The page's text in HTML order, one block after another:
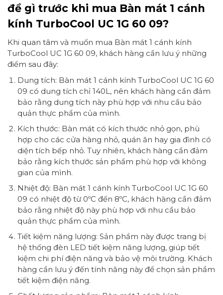
đề gì trước khi mua Bàn mát 1 cánh
kính TurboCool UC 1G 60 09?
Khi quan tâm và muốn mua Bàn mát 1 cánh kính
TurboCool UC 1G 60 09, khách hàng cần lưu ý những
điểm sau đây:
Dung tích: Bàn mát 1 cánh kính TurboCool UC 1G 60
09 có dung tích chỉ 140L, nên khách hàng cần đảm
bảo rằng dung tích này phù hợp với nhu cầu bảo
quản thực phẩm của mình.
Kích thước: Bàn mát có kích thước nhỏ gọn, phù
hợp cho các cửa hàng nhỏ, quán ăn hay gia đình có
diện tích bếp nhỏ. Tuy nhiên, khách hàng cần đảm
bảo rằng kích thước sản phẩm phù hợp với không
gian của mình.
Nhiệt độ: Bàn mát 1 cánh kính TurboCool UC 1G 60
09 có nhiệt độ từ 0ºC đến 8ºC, khách hàng cần đảm
bảo rằng nhiệt độ này phù hợp với nhu cầu bảo
quản thực phẩm của mình.
Tiết kiệm năng lượng: Sản phẩm này được trang bị
hệ thống đèn LED tiết kiệm năng lượng, giúp tiết
kiệm chi phí điện năng và bảo vệ môi trường. Khách
hàng cần lưu ý đến tính năng này để chọn sản phẩm
tiết kiệm điện năng.